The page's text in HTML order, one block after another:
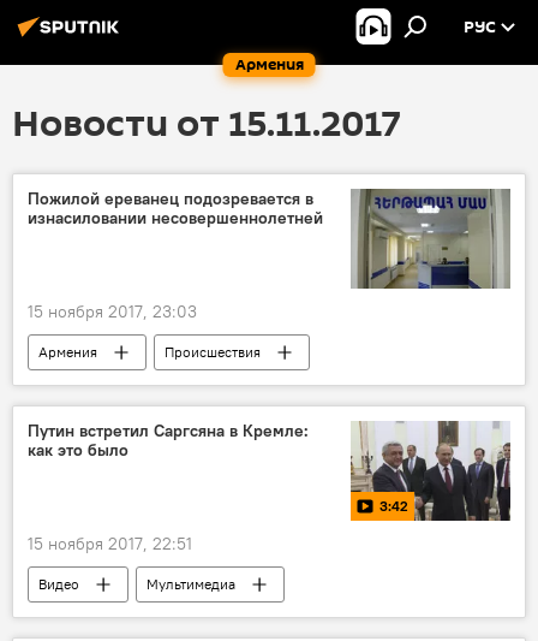
Армения
РУС
Новости от 15.11.2017
Пожилой ереванец подозревается в
изнасиловании несовершеннолетней
15 ноября 2017, 23:03
Армения
Происшествия
Происшествия и инциденты в Ереване
Путин встретил Саргсяна в Кремле:
как это было
3:42
15 ноября 2017, 22:51
Видео Мультимедиа